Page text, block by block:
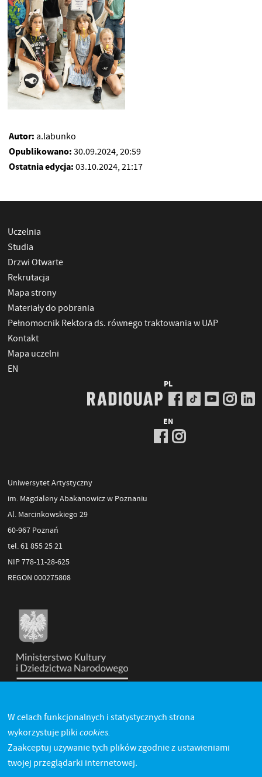
Autor: a.labunko
Opublikowano: 30.09.2024, 20:59
Ostatnia edycja: 03.10.2024, 21:17
Uczelnia
Studia
Drzwi Otwarte
Rekrutacja
Mapa strony
Materiały do pobrania
Pełnomocnik Rektora ds. równego traktowania w UAP
Kontakt
Mapa uczelni
EN
PL
EN
Uniwersytet Artystyczny
im. Magdaleny Abakanowicz w Poznaniu
Al. Marcinkowskiego 29
60-967 Poznań
tel. 61 855 25 21
NIP 778-11-28-625
REGON 000275808
W celach funkcjonalnych i statystycznych strona
wykorzystuje pliki cookies.
Zaakceptuj używanie tych plików zgodnie z ustawieniami
twojej przeglądarki internetowej.